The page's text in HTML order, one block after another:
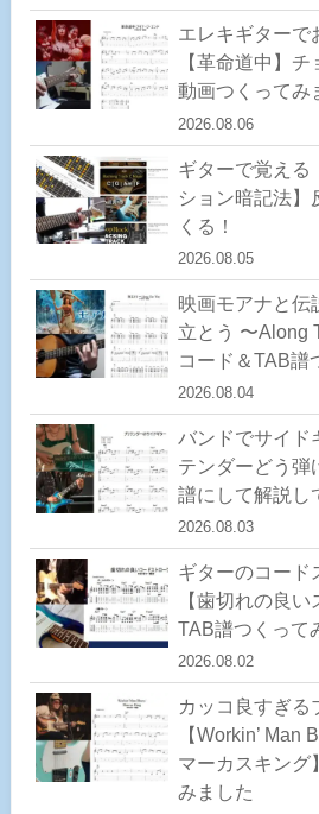
エレキギターで
【革命道中】
動画つくってみ
2026.08.06
ギターで覚える
ション暗記法】
くる！
2026.08.05
映画モアナと伝
立とう 〜Along
コード＆TAB譜
2026.08.04
バンドでサイド
テンダーどう弾
譜にして解説し
2026.08.03
ギターのコード
【歯切れの良い
TAB譜つくって
2026.08.02
カッコ良すぎる
【Workin’ Man
マーカスキング
みました